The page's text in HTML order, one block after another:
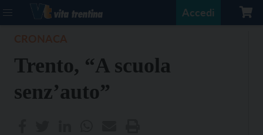
Accedi
Trento, “A scuola
senz’auto”